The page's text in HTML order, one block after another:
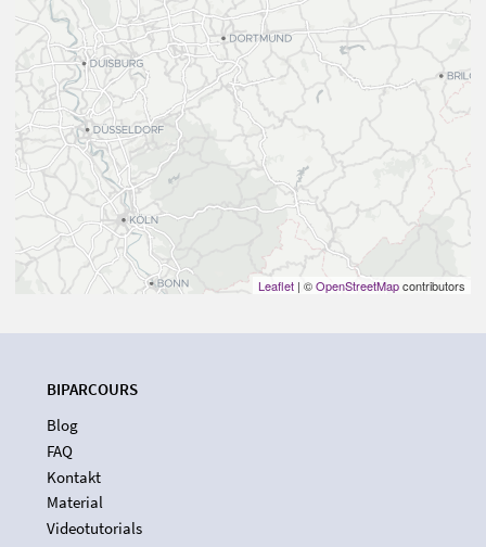
Leaflet | ©OpenStreetMapcontributors
BIPARCOURS
Blog
FAQ
Kontakt
Material
Videotutorials